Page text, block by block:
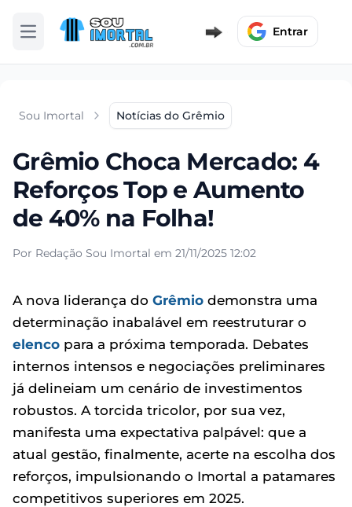
Abrir menu Entrar
Sou Imortal Notícias do Grêmio
Grêmio Choca Mercado: 4
Reforços Top e Aumento
de 40% na Folha!
Por Redação Sou Imortal em 21/11/2025 12:02
A nova liderança do Grêmio demonstra uma
determinação inabalável em reestruturar o
elenco para a próxima temporada. Debates
internos intensos e negociações preliminares
já delineiam um cenário de investimentos
robustos. A torcida tricolor, por sua vez,
manifesta uma expectativa palpável: que a
atual gestão, finalmente, acerte na escolha dos
reforços, impulsionando o Imortal a patamares
competitivos superiores em 2025.